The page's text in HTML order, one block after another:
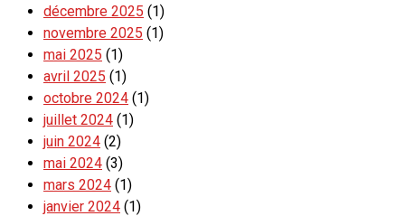
décembre 2025 (1)
novembre 2025 (1)
mai 2025 (1)
avril 2025 (1)
octobre 2024 (1)
juillet 2024 (1)
juin 2024 (2)
mai 2024 (3)
mars 2024 (1)
janvier 2024 (1)